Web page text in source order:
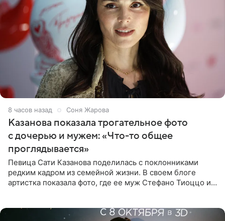
8 часов назад Соня Жарова
Казанова показала трогательное фото
с дочерью и мужем: «Что-то общее
проглядывается»
Певица Сати Казанова поделилась с поклонниками
редким кадром из семейной жизни. В своем блоге
артистка показала фото, где ее муж Стефано Тиоццо и